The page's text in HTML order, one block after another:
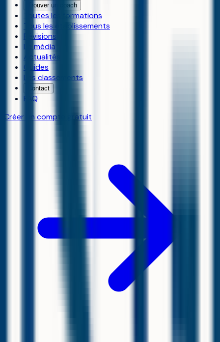
Trouver un coach
Toutes les formations
Tous les établissements
Révisions
Le média
Actualités
Guides
Les classements
Contact
FAQ
Créer un compte gratuit